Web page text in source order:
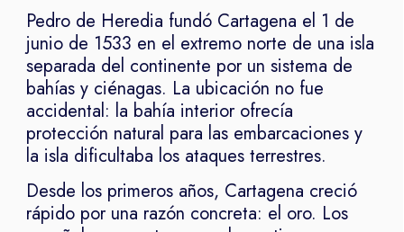
Pedro de Heredia fundó Cartagena el 1 de
junio de 1533 en el extremo norte de una isla
separada del continente por un sistema de
bahías y ciénagas. La ubicación no fue
accidental: la bahía interior ofrecía
protección natural para las embarcaciones y
la isla dificultaba los ataques terrestres.
Desde los primeros años, Cartagena creció
rápido por una razón concreta: el oro. Los